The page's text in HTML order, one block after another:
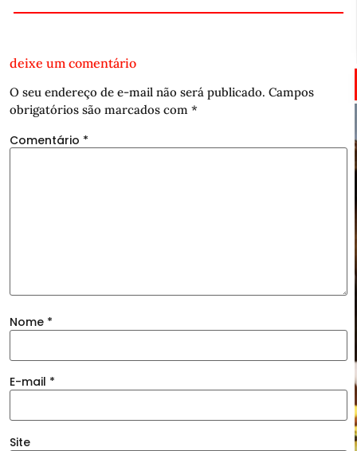
deixe um comentário
O seu endereço de e-mail não será publicado. Campos
obrigatórios são marcados com *
Comentário *
Nome *
E-mail *
Site